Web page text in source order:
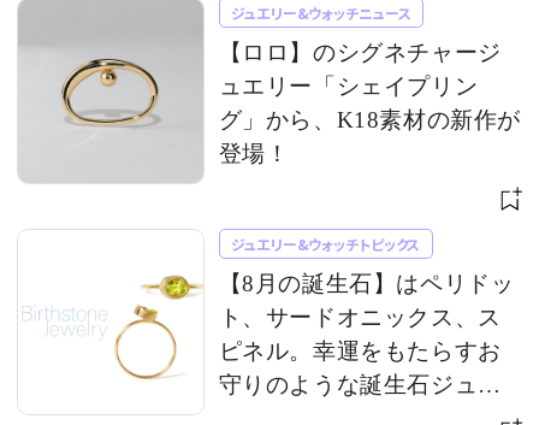
ジュエリー&ウォッチニュース
【ロロ】のシグネチャージ
ュエリー「シェイプリン
グ」から、K18素材の新作が
登場！
ジュエリー&ウォッチトピックス
【8月の誕生石】はペリドッ
ト、サードオニックス、ス
ピネル。幸運をもたらすお
守りのような誕生石ジュエ